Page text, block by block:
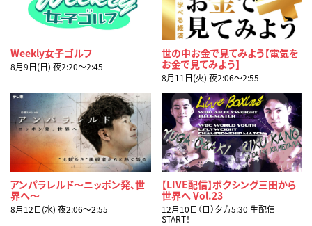
Weekly女子ゴルフ
8月9日(日) 夜2:20〜2:45
世の中お金で見てみよう【電気を
お金で見てみよう】
8月11日(火) 夜2:06〜2:55
アンパラレルド～ニッポン発、世
界へ～
8月12日(水) 夜2:06〜2:55
【LIVE配信】ボクシング三田から
世界へ Vol.23
12月10日（日）夕方5:30 生配信
START！